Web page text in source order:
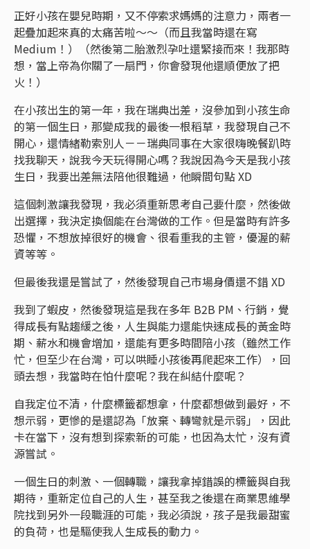
正好小孩在嬰兒時期，又不停索求媽媽的注意力，兩者一
起疊加起來真的太痛苦啦～～（而且我當時還在寫
Medium！）（然後第二胎激烈孕吐還緊接而來！我那時
想，當上帝為你關了一扇門，你會發現他還順便放了把
火！）
在小孩出生的第一年，我在瑞典出差，沒參加到小孩生命
的第一個生日，那變成我的最後一根稻草，我發現自己不
開心，還情緒勒索別人－－瑞典同事在大家很嗨晚餐趴時
找我聊天，說我今天玩得開心嗎？我說因為今天是我小孩
生日，我要出差無法陪他很難過，他瞬間句點 XD
這個刺激讓我發現，我必須重新思考自己要什麼，然後做
出選擇，我決定換個能在台灣做的工作。但是當時有許多
恐懼，不想放掉很好的機會、很看重我的主管，優渥的薪
資等等。
但最後我還是嘗試了，然後發現自己市場身價還不錯 XD
我到了蝦皮，然後發現這是我在多年 B2B PM、行銷，覺
得成長有點趨緩之後，人生與能力還能快速成長的黃金時
期、薪水和機會增加，還能有更多時間陪小孩（雖然工作
忙，但至少在台灣，可以哄睡小孩後再爬起來工作），回
頭去想，我當時在怕什麼呢？我在糾結什麼呢？
自我定位不清，什麼標籤都想拿，什麼都想做到最好，不
想示弱，更慘的是還認為「放棄、轉彎就是示弱」，因此
卡在當下，沒有想到探索新的可能，也因為太忙，沒有資
源嘗試。
一個生日的刺激、一個轉職，讓我拿掉錯誤的標籤與自我
期待，重新定位自己的人生，甚至我之後還在商業思維學
院找到另外一段職涯的可能，我必須說，孩子是我最甜蜜
的負荷，也是驅使我人生成長的動力。